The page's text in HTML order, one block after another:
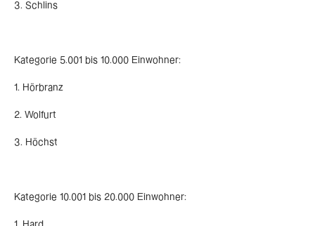
3. Schlins
Kategorie 5.001 bis 10.000 Einwohner:
1. Hörbranz
2. Wolfurt
3. Höchst
Kategorie 10.001 bis 20.000 Einwohner: